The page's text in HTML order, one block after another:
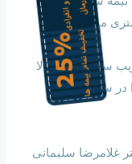
می گیرد
سودآوری را بالا
در سطوح بین
غلامرضا سلیمانی